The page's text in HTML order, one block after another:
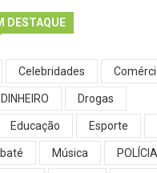
DESTAQUE
Celebridades
DINHEIRO Drogas
Educação Esporte
Ibaté Música POLÍCIA